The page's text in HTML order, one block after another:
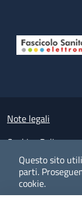
Questo sito
parti.
cookie.
Small
Note legali
Cookies Policy
Policy privacy e
Albo pretorio on-line